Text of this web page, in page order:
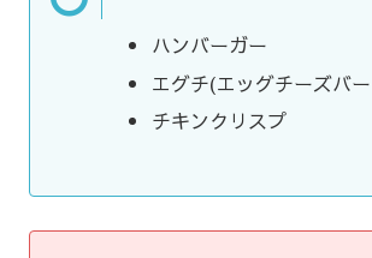
ハンバーガー
エグチ(エッグチーズバ
チキンクリスプ